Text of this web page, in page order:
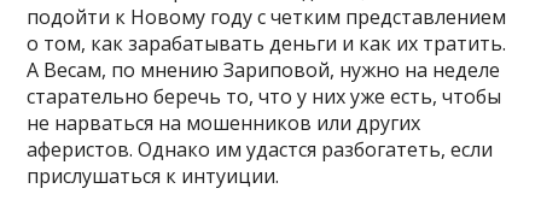
подойти к Новому году с четким представлением
о том, как зарабатывать деньги и как их тратить.
А Весам, по мнению Зариповой, нужно на неделе
старательно беречь то, что у них уже есть, чтобы
не нарваться на мошенников или других
аферистов. Однако им удастся разбогатеть, если
прислушаться к интуиции.